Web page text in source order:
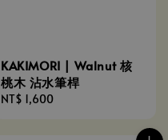
KAKIMORI | Walnut 核
桃木 沾水筆桿
Regular
NT$ 1,600